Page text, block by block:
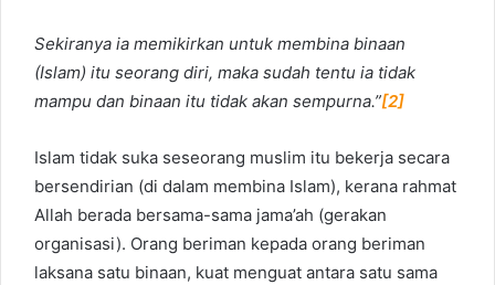
Sekiranya ia memikirkan untuk membina binaan
(Islam) itu seorang diri, maka sudah tentu ia tidak
mampu dan binaan itu tidak akan sempurna.”[2]
Islam tidak suka seseorang muslim itu bekerja secara
bersendirian (di dalam membina Islam), kerana rahmat
Allah berada bersama-sama jama’ah (gerakan
organisasi). Orang beriman kepada orang beriman
laksana satu binaan, kuat menguat antara satu sama